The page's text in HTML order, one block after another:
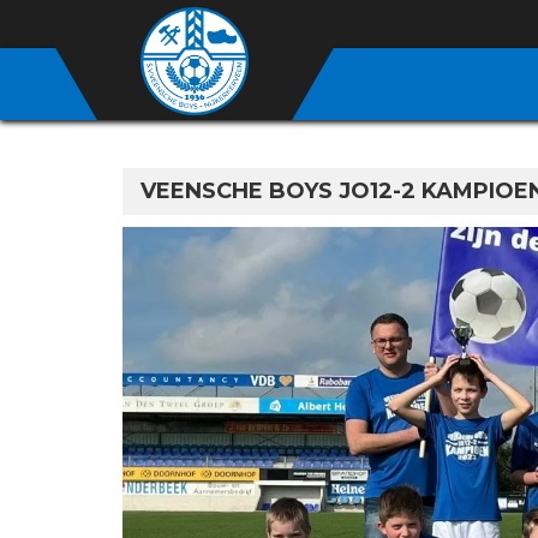
VEENSCHE BOYS JO12-2